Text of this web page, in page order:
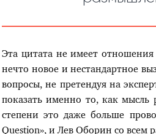
Эта цитата не имеет отношения
нечто новое и нестандартное
вопросы, не претендуя на
показать именно то, как мысль
степени это даже больше
Question», и Лев Оборин со всем